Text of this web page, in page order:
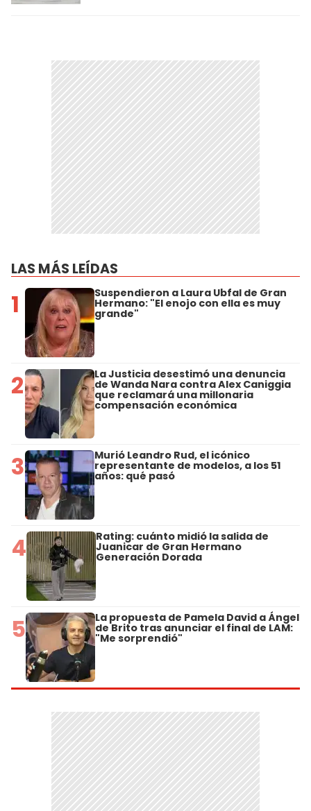
LAS MÁS LEÍDAS
1 Suspendieron a Laura Ubfal de Gran
Hermano: "El enojo con ella es muy
grande"
2 La Justicia desestimó una denuncia
de Wanda Nara contra Alex Caniggia
que reclamará una millonaria
compensación económica
3 Murió Leandro Rud, el icónico
representante de modelos, a los 51
años: qué pasó
4 Rating: cuánto midió la salida de
Juanicar de Gran Hermano
Generación Dorada
5 La propuesta de Pamela David a Ángel
de Brito tras anunciar el final de LAM:
"Me sorprendió"